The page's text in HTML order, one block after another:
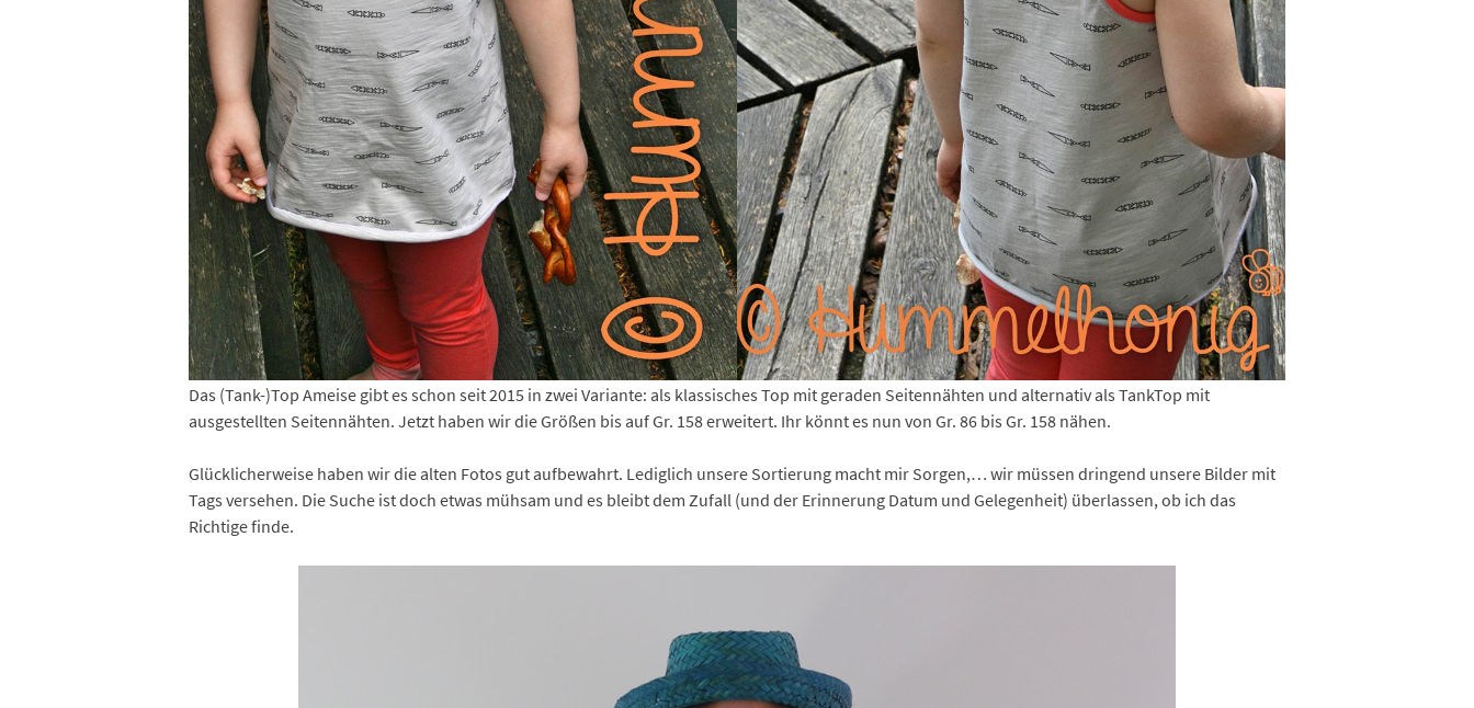
Das (Tank-)Top Ameise gibt es schon seit 2015 in zwei Variante: als klassisches Top mit geraden Seitennähten und alternativ als TankTop mit
ausgestellten Seitennähten. Jetzt haben wir die Größen bis auf Gr. 158 erweitert. Ihr könnt es nun von Gr. 86 bis Gr. 158 nähen.
Glücklicherweise haben wir die alten Fotos gut aufbewahrt. Lediglich unsere Sortierung macht mir Sorgen,… wir müssen dringend unsere Bilder mit
Tags versehen. Die Suche ist doch etwas mühsam und es bleibt dem Zufall (und der Erinnerung Datum und Gelegenheit) überlassen, ob ich das
Richtige finde.